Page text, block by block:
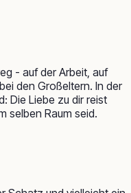
- auf der Arbeit, auf
den Großeltern. In der
Die Liebe zu dir reist
selben Raum seid.